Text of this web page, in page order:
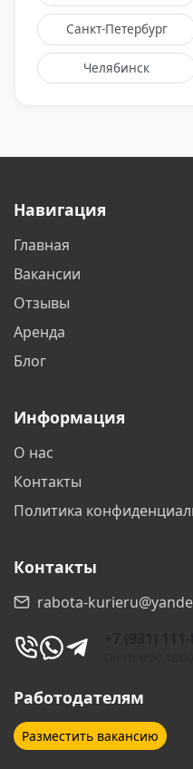
Санкт-Петербург
Челябинск
Навигация
Главная
Вакансии
Отзывы
Аренда
Блог
Информация
О нас
Контакты
Политика
Контакты
rabota-
Работодателям
Разместить вакансию